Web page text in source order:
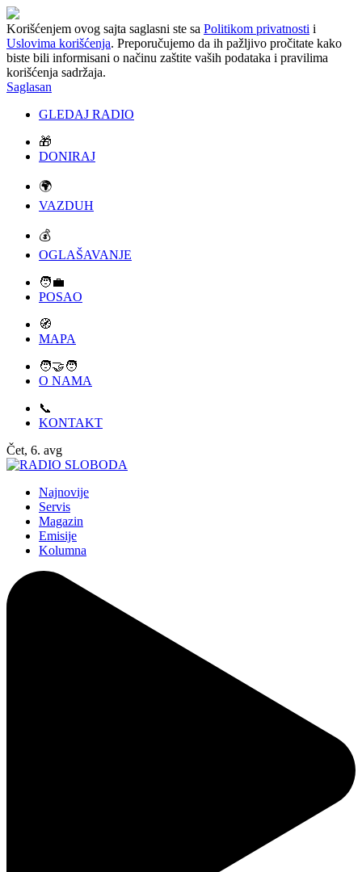
Korišćenjem ovog sajta saglasni ste sa Politikom privatnosti i
Uslovima korišćenja. Preporučujemo da ih pažljivo pročitate kako
biste bili informisani o načinu zaštite vaših podataka i pravilima
korišćenja sadržaja.
Saglasan
GLEDAJ RADIO
🎁
DONIRAJ
🌍
VAZDUH
💰
OGLAŠAVANJE
🧑‍💼
POSAO
🧭
MAPA
🧑‍🤝‍🧑
O NAMA
📞
KONTAKT
Čet, 6. avg
Najnovije
Servis
Magazin
Emisije
Kolumna